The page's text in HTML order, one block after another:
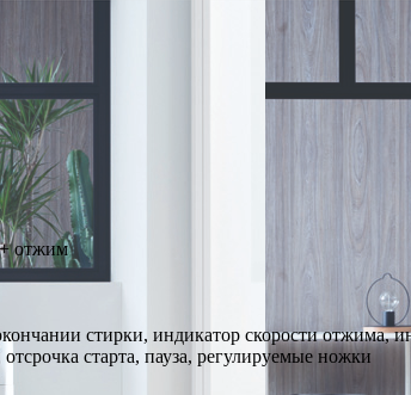
+ отжим
стирки, индикатор скорости отжима,
старта, пауза, регулируемые ножки